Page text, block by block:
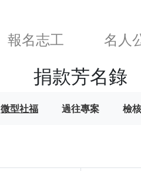
報名志工 名人
捐款芳名錄
微型社福 過往專案 檢